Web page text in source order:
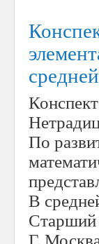
Конспект
По
В
Старший
Г.